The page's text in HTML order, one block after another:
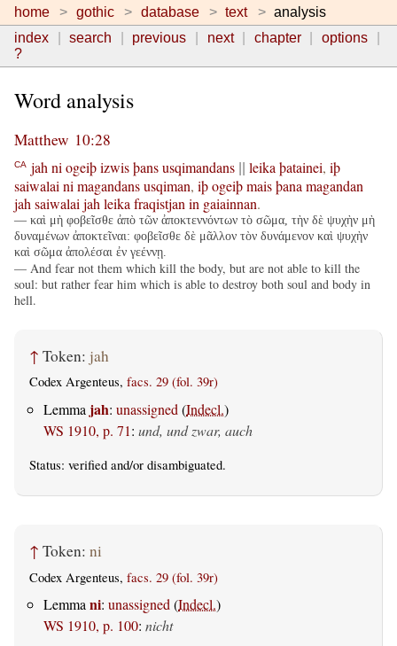
home gothic database text
analysis
index
search previous next chapter
options
?
Word analysis
Matthew 10:28
CA jah ni ogeiþizwisþansusqimandans leika þatainei, iþ
saiwalai ni magandansusqiman, iþogeiþmaisþana magandan
jah saiwalai jah leika fraqistjan in gaiainnan.
— καὶ μὴ φοβεῖσθε ἀπὸ τῶν ἀποκτεννόντων τὸ σῶμα, τὴν δὲ ψυχὴν μὴ
δυναμένων ἀποκτεῖναι: φοβεῖσθε δὲ μᾶλλον τὸν δυνάμενον καὶ ψυχὴν
καὶ σῶμα ἀπολέσαι ἐν γεέννῃ.
— And fear not them which kill the body, but are not able to kill the
soul: but rather fear him which is able to destroy both soul and body in
hell.
↑ Token: jah
Codex Argenteus, facs. 29 (fol. 39r)
Lemma jah: unassigned (Indecl.)
WS 1910, p. 71: und, und zwar, auch
Status: verified and/or disambiguated.
↑ Token: ni
Codex Argenteus, facs. 29 (fol. 39r)
Lemma ni: unassigned (Indecl.)
WS 1910, p. 100: nicht